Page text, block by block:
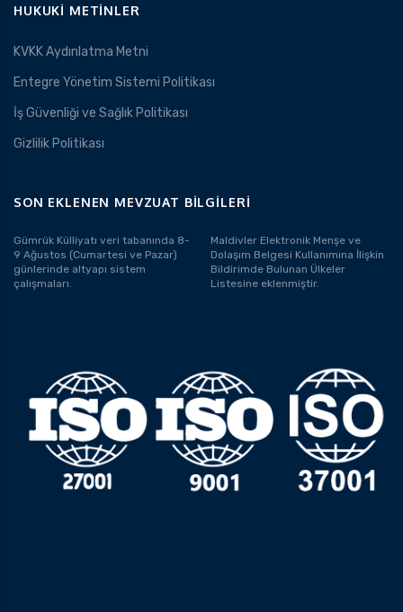
HUKUKI METINLER
KVKK Aydınlatma Metni
Entegre Yönetim Sistemi Politikası
İş Güvenliği ve Sağlık Politikası
Gizlilik Politikası
SON EKLENEN MEVZUAT BILGILERI
Gümrük Külliyatı veri tabanında 8-
9 Ağustos (Cumartesi ve Pazar)
günlerinde altyapı sistem
çalışmaları.
Maldivler Elektronik Menşe ve
Dolaşım Belgesi Kullanımına İlişkin
Bildirimde Bulunan Ülkeler
Listesine eklenmiştir.